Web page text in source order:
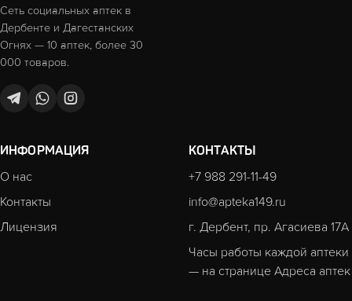
Сеть социальных аптек в
Дербенте и Дагестанских
Огнях — 10 аптек, более 30
000 товаров.
ИНФОРМАЦИЯ
О нас
Контакты
Лицензия
КОНТАКТЫ
+7 988 291-11-49
info@apteka149.ru
г. Дербент, пр. Агасиева 17А
Часы работы каждой аптеки
— на странице Адреса аптек